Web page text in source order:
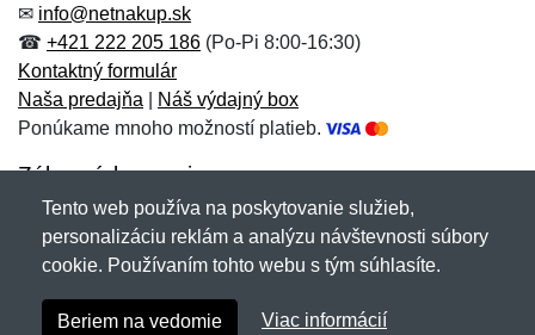
Meno:*
E-mail:
Správa*
E-mail:*
Správa*
✉ info@netnakup.sk
☎ +421 222 205 186 (Po-Pi 8:00-16:30)
Kontaktný formulár
Naša predajňa
Náš výdajný box
Ponúkame mnoho možností platieb.
Zákaznícky servis
Novinky emailom
Copyright © 2007-2026 (19 rokov s vami)Netnakup.sk
Tento web používa na poskytovanie služieb,
personalizáciu reklám a analýzu návštevnosti súbory
cookie. Používaním tohto webu s tým súhlasíte.
Beriem na vedomie Viac informácií